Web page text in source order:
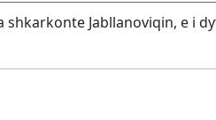
Jabllanoviqin, e i